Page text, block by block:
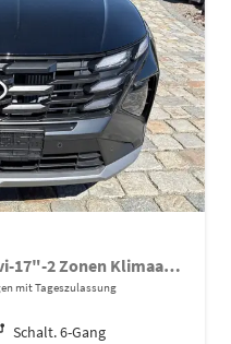
Jubile 1.6 T-GDI 48V 2WD Navi-17"-2 Zonen Klimaautomatik-LED-Kamera-Sofort
mit Tageszulassung
Schalt. 6-Gang